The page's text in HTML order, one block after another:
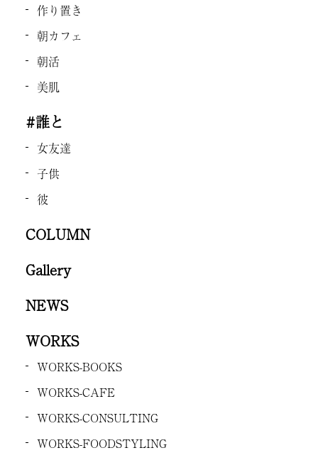
作り置き
朝カフェ
朝活
美肌
#誰と
女友達
子供
彼
COLUMN
Gallery
NEWS
WORKS
WORKS-BOOKS
WORKS-CAFE
WORKS-CONSULTING
WORKS-FOODSTYLING